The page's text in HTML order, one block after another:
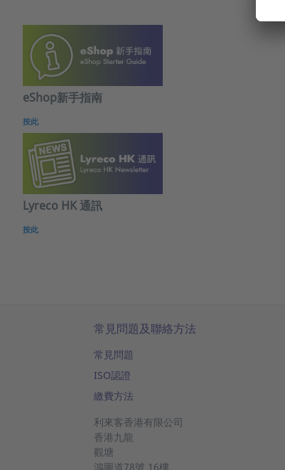
eShop新手指南
按此
Lyreco HK 通訊
按此
常見問題及聯絡方法
常見問題
ISO認證
繳費方法
利來客香港有限公司
香港九龍
觀塘
鴻圖道78號 16樓